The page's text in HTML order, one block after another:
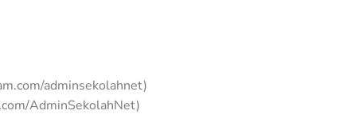
adminsekolahnet)
AdminSekolahNet)